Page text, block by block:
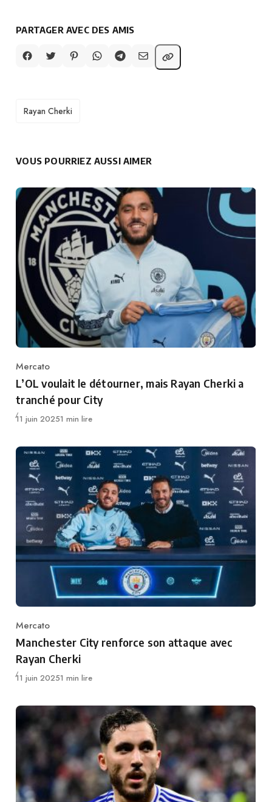
PARTAGER AVEC DES AMIS
TAGS
Rayan Cherki
VOUS POURRIEZ AUSSI AIMER
Category
Mercato
L’OL voulait le détourner, mais Rayan Cherki a
tranché pour City
Publié
11 juin 20251 min lire
Category
Mercato
Manchester City renforce son attaque avec
Rayan Cherki
Publié
11 juin 20251 min lire